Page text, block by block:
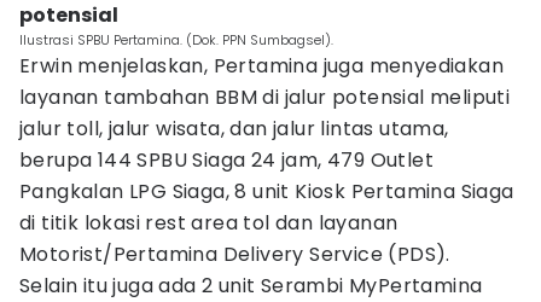
potensial
Ilustrasi SPBU Pertamina. (Dok. PPN Sumbagsel).
Erwin menjelaskan, Pertamina juga menyediakan
layanan tambahan BBM di jalur potensial meliputi
jalur toll, jalur wisata, dan jalur lintas utama,
berupa 144 SPBU Siaga 24 jam, 479 Outlet
Pangkalan LPG Siaga, 8 unit Kiosk Pertamina Siaga
di titik lokasi rest area tol dan layanan
Motorist/Pertamina Delivery Service (PDS).
Selain itu juga ada 2 unit Serambi MyPertamina